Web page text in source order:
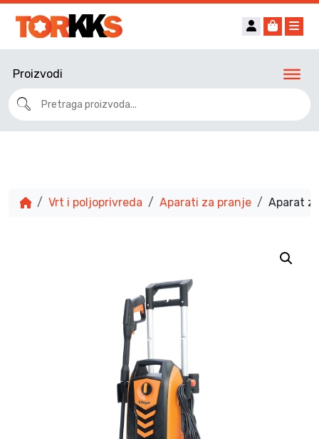
Account
Cart
Proizvodi
Vrt i poljoprivreda Aparati za pranje Aparat